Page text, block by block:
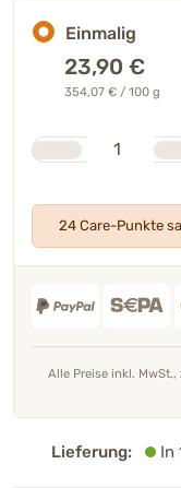
Einmalig
23,90 €
354,07 € / 100 g
Anzahl
24 Care-Punkte
Alle Preise inkl. MwSt.,
Lieferung: In